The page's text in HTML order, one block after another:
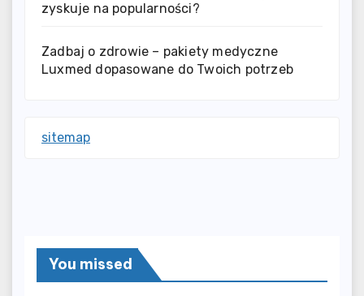
zyskuje na popularności?
Zadbaj o zdrowie – pakiety medyczne
Luxmed dopasowane do Twoich potrzeb
sitemap
You missed